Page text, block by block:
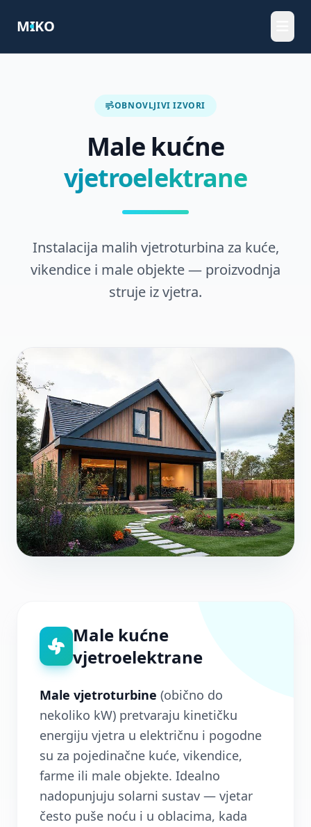
MIKO
Konzulting
Elektro
Kontakt
OBNOVLJIVI IZVORI
Male kućne
vjetroelektrane
Instalacija malih vjetroturbina za kuće,
vikendice i male objekte — proizvodnja
struje iz vjetra.
Male kućne
vjetroelektrane
Male vjetroturbine (obično do
nekoliko kW) pretvaraju kinetičku
energiju vjetra u električnu i pogodne
su za pojedinačne kuće, vikendice,
farme ili male objekte. Idealno
nadopunjuju solarni sustav — vjetar
često puše noću i u oblacima, kada